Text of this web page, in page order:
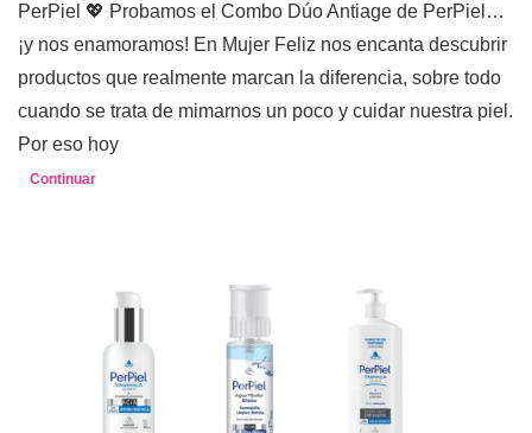
PerPiel 💖 Probamos el Combo Dúo Antiage de PerPiel…
¡y nos enamoramos! En Mujer Feliz nos encanta descubrir
productos que realmente marcan la diferencia, sobre todo
cuando se trata de mimarnos un poco y cuidar nuestra piel.
Por eso hoy
Continuar